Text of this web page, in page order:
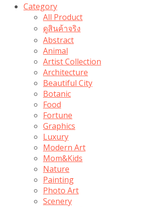
Category
All Product
ดูสินค้าจริง
Abstract
Animal
Artist Collection
Architecture
Beautiful City
Botanic
Food
Fortune
Graphics
Luxury
Modern Art
Mom&Kids
Nature
Painting
Photo Art
Scenery